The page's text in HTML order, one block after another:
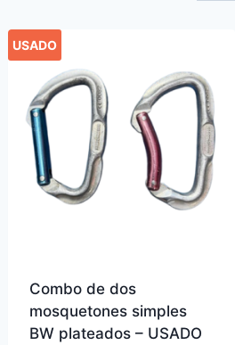
USADO
Combo de dos
mosquetones simples
BW plateados – USADO